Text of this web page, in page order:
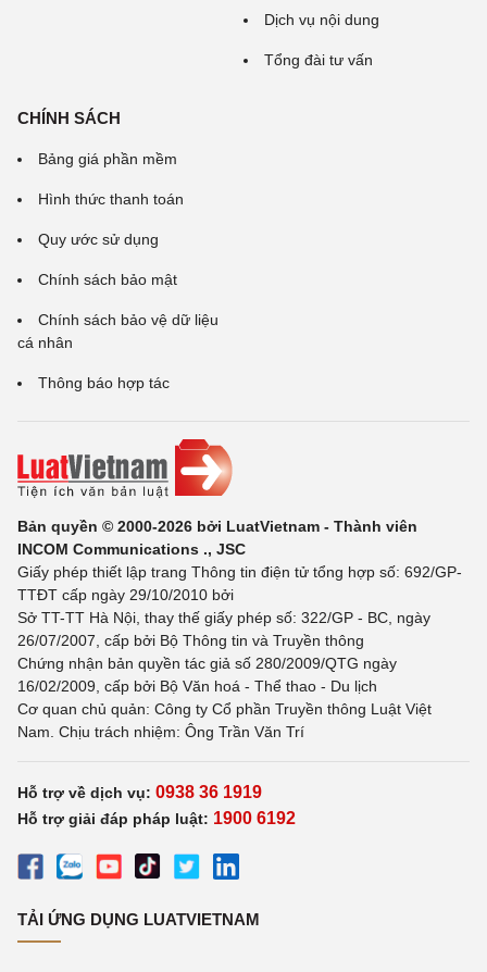
Dịch vụ nội dung
Tổng đài tư vấn
CHÍNH SÁCH
Bảng giá phần mềm
Hình thức thanh toán
Quy ước sử dụng
Chính sách bảo mật
Chính sách bảo vệ dữ liệu
cá nhân
Thông báo hợp tác
Bản quyền © 2000-2026 bởi LuatVietnam - Thành viên
INCOM Communications ., JSC
Giấy phép thiết lập trang Thông tin điện tử tổng hợp số: 692/GP-
TTĐT cấp ngày 29/10/2010 bởi
Sở TT-TT Hà Nội, thay thế giấy phép số: 322/GP - BC, ngày
26/07/2007, cấp bởi Bộ Thông tin và Truyền thông
Chứng nhận bản quyền tác giả số 280/2009/QTG ngày
16/02/2009, cấp bởi Bộ Văn hoá - Thể thao - Du lịch
Cơ quan chủ quản: Công ty Cổ phần Truyền thông Luật Việt
Nam. Chịu trách nhiệm: Ông Trần Văn Trí
Hỗ trợ về dịch vụ: 0938 36 1919
Hỗ trợ giải đáp pháp luật: 1900 6192
TẢI ỨNG DỤNG LUATVIETNAM